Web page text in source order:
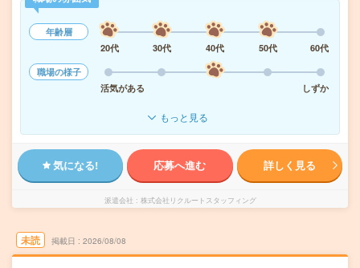
年齢層
20代
30代 40代 50代
60代
職場の様子
活気がある
しずか
もっと見る
気になる! 応募へ進む 詳しく見る
派遣会社 株式会社リクルートスタッフィング
未読 掲載日 2026/08/08